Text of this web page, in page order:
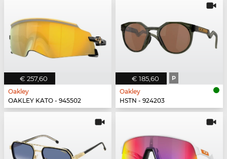
€ 257,60
Oakley
OAKLEY KATO - 945502
€ 185,60 P
Oakley
HSTN - 924203